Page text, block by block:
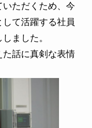
ただくため、今
て活躍する社員
ました。
話に真剣な表情